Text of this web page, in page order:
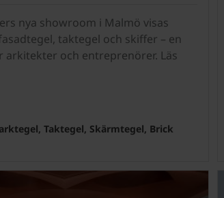
nya showroom i Malmö visas
taktegel och skiffer – en
arkitekter och entreprenörer. Läs
Taktegel, Skärmtegel, Brick